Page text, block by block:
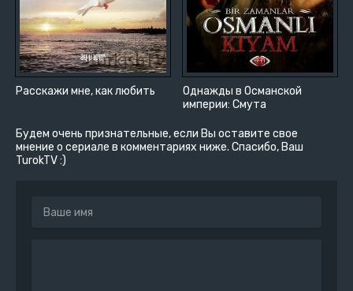
Расскажи мне, как любить
Однажды в Османской
империи: Смута
Будем очень признательные, если Вы оставите свое
мнение о сериале в комментариях ниже. Спасибо, Ваш
TurokTV :)